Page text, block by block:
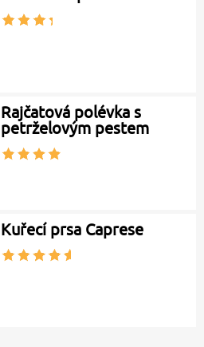
Rajčatová polévka s
petrželovým pestem
Kuřecí prsa Caprese